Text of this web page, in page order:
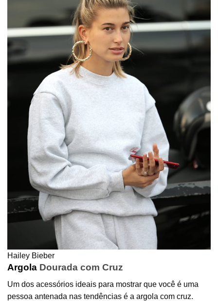
Hailey Bieber
Argola Dourada com Cruz
Um dos acessórios ideais para mostrar que você é uma
pessoa antenada nas tendências é a argola com cruz.